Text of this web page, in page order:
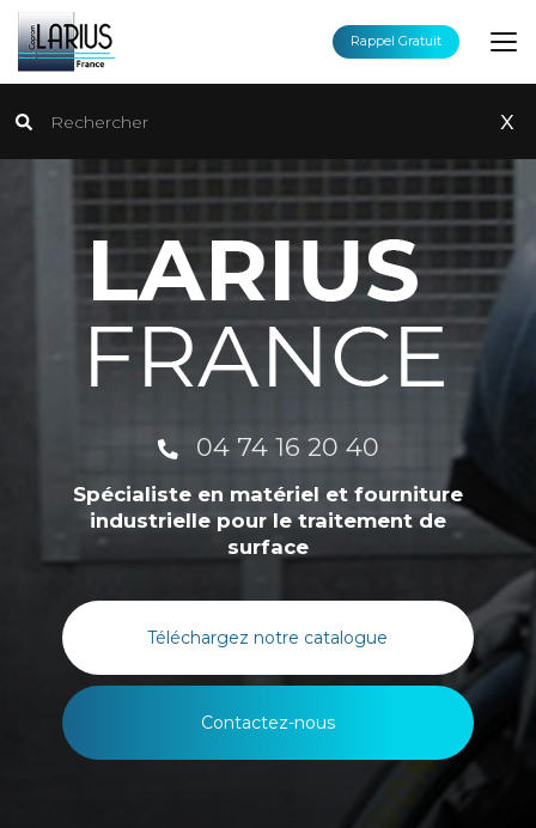
Aller
au
contenu
principal
Rechercher
x
Rappel Gratuit
04 74 16 20 40
Spécialiste en matériel et fourniture
industrielle pour le traitement de
surface
Téléchargez notre catalogue
Contactez-nous